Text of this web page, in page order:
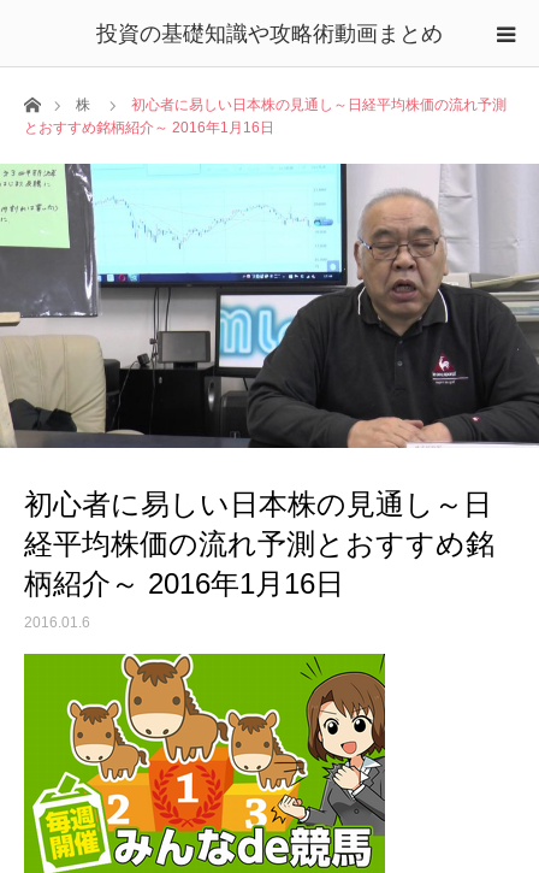
投資の基礎知識や攻略術動画まとめ
ホーム株
初心者に易しい日本株の見通し～日経平均株価の流れ予測
とおすすめ銘柄紹介～ 2016年1月16日
初心者に易しい日本株の見通し～日
経平均株価の流れ予測とおすすめ銘
柄紹介～ 2016年1月16日
2016.01.6